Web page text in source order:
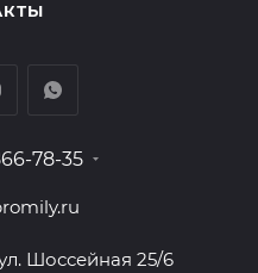
78-35
Шоссейная 25/6